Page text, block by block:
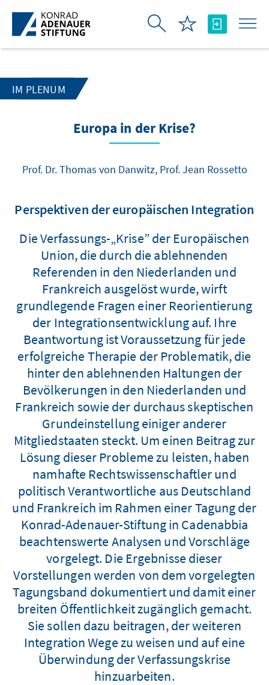
Skip to Main Content
IM PLENUM
Europa in der Krise?
Prof. Dr. Thomas von Danwitz, Prof. Jean Rossetto
Perspektiven der europäischen Integration
Die Verfassungs-„Krise” der Europäischen
Union, die durch die ablehnenden
Referenden in den Niederlanden und
Frankreich ausgelöst wurde, wirft
grundlegende Fragen einer Reorientierung
der Integrationsentwicklung auf. Ihre
Beantwortung ist Voraussetzung für jede
erfolgreiche Therapie der Problematik, die
hinter den ablehnenden Haltungen der
Bevölkerungen in den Niederlanden und
Frankreich sowie der durchaus skeptischen
Grundeinstellung einiger anderer
Mitgliedstaaten steckt. Um einen Beitrag zur
Lösung dieser Probleme zu leisten, haben
namhafte Rechtswissenschaftler und
politisch Verantwortliche aus Deutschland
und Frankreich im Rahmen einer Tagung der
Konrad-Adenauer-Stiftung in Cadenabbia
beachtenswerte Analysen und Vorschläge
vorgelegt. Die Ergebnisse dieser
Vorstellungen werden von dem vorgelegten
Tagungsband dokumentiert und damit einer
breiten Öffentlichkeit zugänglich gemacht.
Sie sollen dazu beitragen, der weiteren
Integration Wege zu weisen und auf eine
Überwindung der Verfassungskrise
hinzuarbeiten.